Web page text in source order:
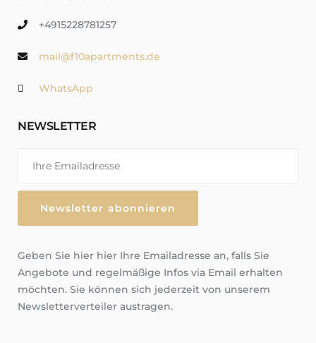
+4915228781257
mail@f10apartments.de
WhatsApp
NEWSLETTER
Geben Sie hier hier Ihre Emailadresse an, falls Sie
Angebote und regelmäßige Infos via Email erhalten
möchten. Sie können sich jederzeit von unserem
Newsletterverteiler austragen.